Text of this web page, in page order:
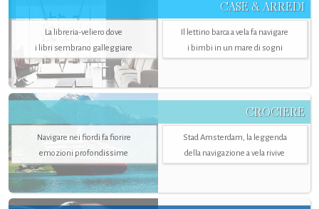
CASE & ARREDI
La libreria-veliero dove
i libri sembrano galleggiare
Il lettino barca a vela fa navigare
i bimbi in un mare di sogni
CROCIERE
Navigare nei fiordi fa fiorire
emozioni profondissime
Stad Amsterdam, la leggenda
della navigazione a vela rivive